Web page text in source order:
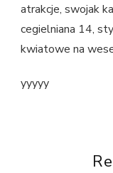
atrakcje, swojak
cegielniana 14,
kwiatowe na
yyyyy